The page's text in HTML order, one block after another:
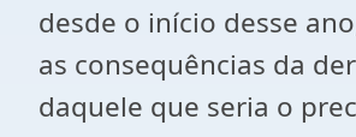
desde o início desse
as consequências da
daquele que seria o